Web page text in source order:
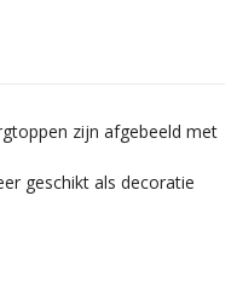
zijn afgebeeld met
geschikt als decoratie